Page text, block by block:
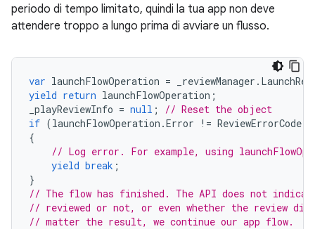
periodo di tempo limitato, quindi la tua app non deve
attendere troppo a lungo prima di avviare un flusso.
var launchFlowOperation = _reviewManager .
yield return launchFlowOperation ;
_playReviewInfo = null ;
// Reset the object
if (launchFlowOperation .Error != ReviewErrorCode
{
// Log error. For example, using
yield break ;
}
// The flow has finished. The API does not
// reviewed or not, or even whether the review
// matter the result, we continue our app flow.